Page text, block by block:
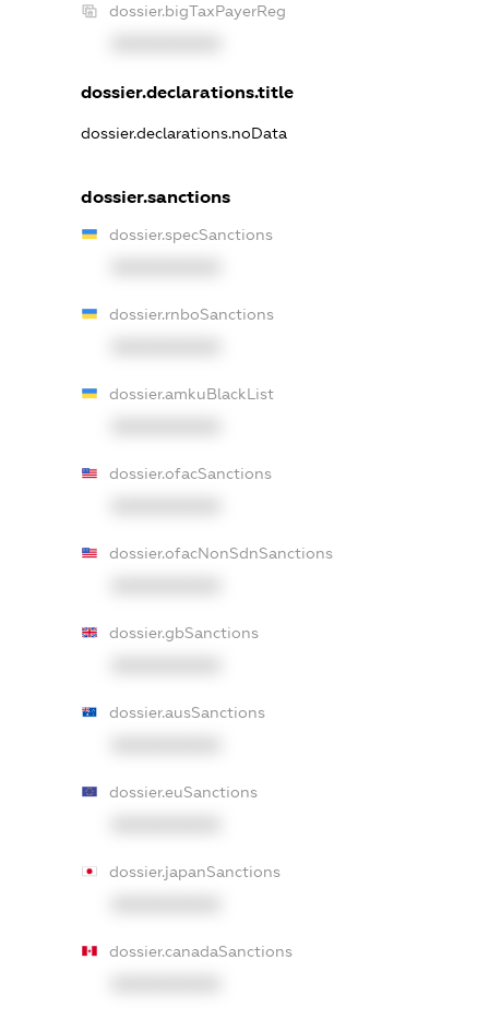
dossier.bigTaxPayerReg
dossier.declarations.title
dossier.declarations.noData
dossier.sanctions
dossier.specSanctions
dossier.rnboSanctions
dossier.amkuBlackList
dossier.ofacSanctions
dossier.ofacNonSdnSanctions
dossier.gbSanctions
dossier.ausSanctions
dossier.euSanctions
dossier.japanSanctions
dossier.canadaSanctions